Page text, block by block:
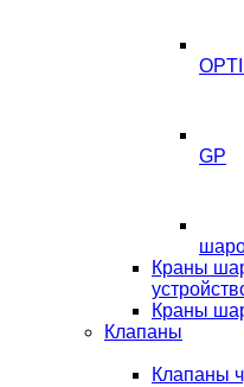
GP
Краны
Краны
Клапаны
Клапаны